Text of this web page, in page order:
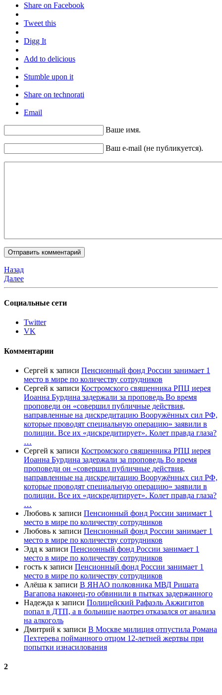
Share on Facebook
Tweet this
Digg It
Add to delicious
Stumble upon it
Share on technorati
Email
Ваше имя.
Ваш e-mail (не публикуется).
Назад
Далее
Социальные сети
Twitter
VK
Комментарии
Сергей к записи Пенсионный фонд России занимает 1
место в мире по количеству сотрудников
Сергей к записи Костромского священника РПЦ иерея
Иоанна Бурдина задержали за проповедь Во время
проповеди он «совершил публичные действия,
направленные на дискредитацию Вооружённых сил РФ,
которые проводят специальную операцию» заявили в
полиции. Все их «дискредитирует». Колет правда глаза?
…
Сергей к записи Костромского священника РПЦ иерея
Иоанна Бурдина задержали за проповедь Во время
проповеди он «совершил публичные действия,
направленные на дискредитацию Вооружённых сил РФ,
которые проводят специальную операцию» заявили в
полиции. Все их «дискредитирует». Колет правда глаза?
…
Любовь к записи Пенсионный фонд России занимает 1
место в мире по количеству сотрудников
Любовь к записи Пенсионный фонд России занимает 1
место в мире по количеству сотрудников
Эдд к записи Пенсионный фонд России занимает 1
место в мире по количеству сотрудников
гость к записи Пенсионный фонд России занимает 1
место в мире по количеству сотрудников
Алёша к записи В ЯНАО полковника МВД Ришата
Вагапова наконец-то обвинили в пытках задержанного
Надежда к записи Полицейский Рафаэль Акжигитов
попал в ДТП, а в больнице наотрез отказался от анализа
на алкоголь
Дмитрий к записи В Москве милиция отпустила Романа
Пехтерева пойманного отцом 12-летней жертвы при
попытки изнасилования
2